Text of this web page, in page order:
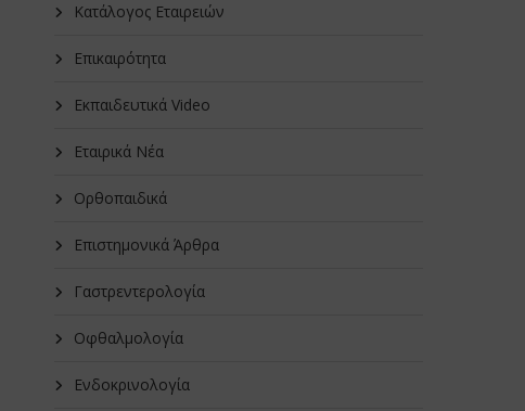
Κατάλογος Εταιρειών
Επικαιρότητα
Εκπαιδευτικά Video
Εταιρικά Νέα
Oρθοπαιδικά
Επιστημονικά Άρθρα
Γαστρεντερολογία
Οφθαλμολογία
Ενδοκρινολογία